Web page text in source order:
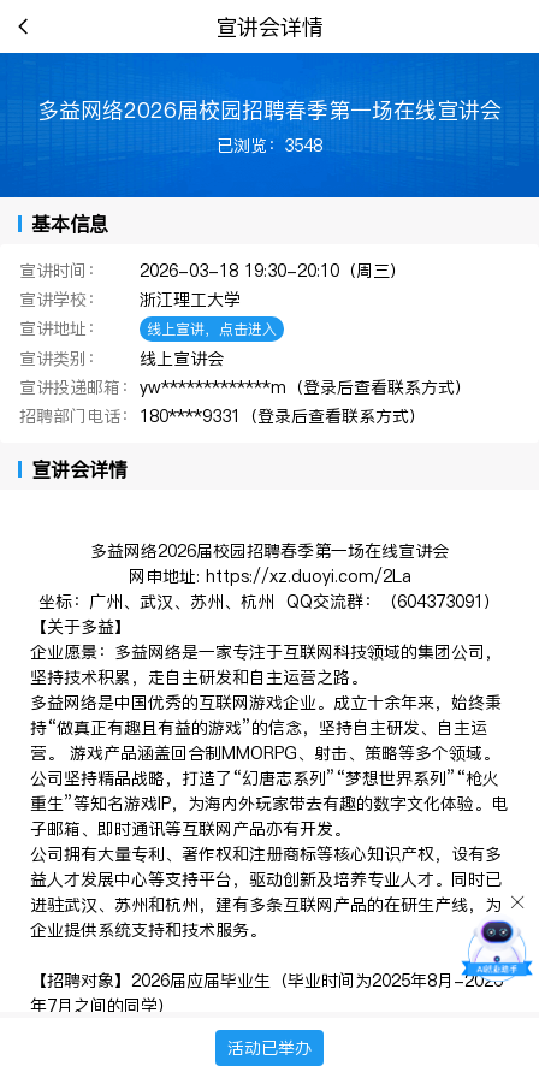
宣讲会详情
多益网络2026届校园招聘春季第一场在线宣讲会
已浏览：3548
基本信息
宣讲时间：
2026-03-18 19:30-20:10（周三）
宣讲学校：
浙江理工大学
宣讲地址：
线上宣讲，点击进入
宣讲类别：
线上宣讲会
宣讲投递邮箱： yw*************m（登录后查看联系方式）
招聘部门电话： 180****9331（登录后查看联系方式）
宣讲会详情
多益网络2026届校园招聘春季第一场在线宣讲会
网申地址: https://xz.duoyi.com/2La
坐标：广州、武汉、苏州、杭州 QQ交流群：（604373091）
【关于多益】
企业愿景：多益网络是一家专注于互联网科技领域的集团公司，
坚持技术积累，走自主研发和自主运营之路。
多益网络是中国优秀的互联网游戏企业。成立十余年来，始终秉
持“做真正有趣且有益的游戏”的信念，坚持自主研发、自主运
营。 游戏产品涵盖回合制MMORPG、射击、策略等多个领域。
公司坚持精品战略，打造了“幻唐志系列”“梦想世界系列”“枪火
重生”等知名游戏IP，为海内外玩家带去有趣的数字文化体验。电
子邮箱、即时通讯等互联网产品亦有开发。
公司拥有大量专利、著作权和注册商标等核心知识产权，设有多
益人才发展中心等支持平台，驱动创新及培养专业人才。同时已
进驻武汉、苏州和杭州，建有多条互联网产品的在研生产线，为
企业提供系统支持和技术服务。
【招聘对象】2026届应届毕业生（毕业时间为2025年8月-2026
年7月之间的同学）
* 若网申时系统提示切换投递渠道，请以系统指引为准。
活动已举办